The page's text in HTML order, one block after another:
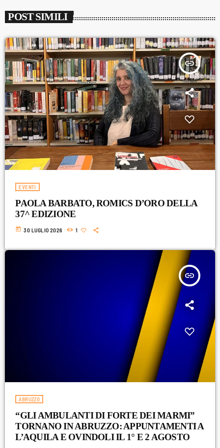
POST SIMILI
insert_link
EVENTI
PAOLA BARBATO, ROMICS D’ORO DELLA
37^ EDIZIONE
today 30 LUGLIO 2026 1
insert_link
ABRUZZO
“GLI AMBULANTI DI FORTE DEI MARMI”
TORNANO IN ABRUZZO: APPUNTAMENTI A
L’AQUILA E OVINDOLI IL 1° E 2 AGOSTO